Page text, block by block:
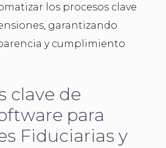
los procesos clave
garantizando
y cumplimiento
clave de
para
Fiduciarias y